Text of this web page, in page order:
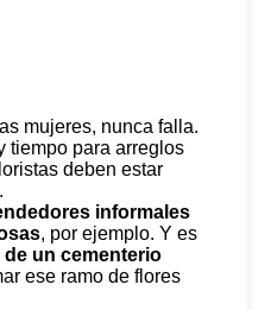
tiempo para arreglos
deben estar
informales
, por ejemplo. Y es
de un cementerio
ese ramo de flores